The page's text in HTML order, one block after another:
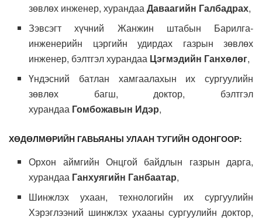
зөвлөх инженер, хурандааДаваагийн Галбадрах,
Зэвсэгт хүчний Жанжин штабын Барилга-
инженерийн цэргийн удирдах газрын зөвлөх
инженер, бэлтгэл хурандаа Цэгмэдийн Ганхөлөг,
Үндэсний батлан хамгаалахын их сургуулийн
зөвлөх багш, доктор, бэлтгэл
хурандаа Гомбожавын Идэр,
ХӨДӨЛМӨРИЙН ГАВЬЯАНЫ УЛААН ТУГИЙН ОДОНГООР:
Орхон аймгийн Онцгой байдлын газрын дарга,
хурандаа Ганхуягийн Ганбаатар,
Шинжлэх ухаан, технологийн их сургуулийн
Хэрэглээний шинжлэх ухааны сургуулийн доктор,